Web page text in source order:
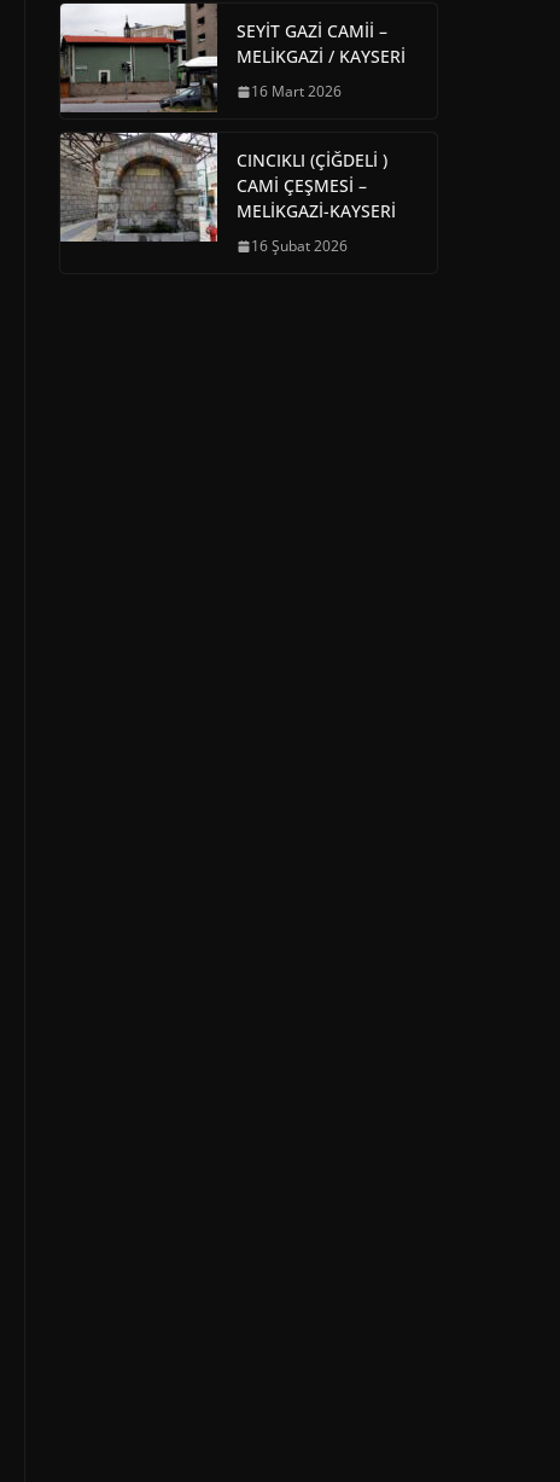
SEYİT GAZİ CAMİİ –
MELİKGAZİ / KAYSERİ
16 Mart 2026
CINCIKLI (ÇİĞDELİ )
CAMİ ÇEŞMESİ –
MELİKGAZİ-KAYSERİ
16 Şubat 2026